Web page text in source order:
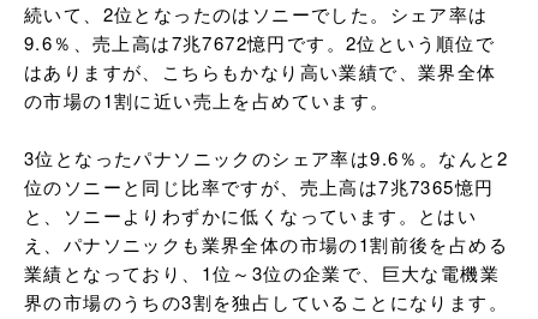
続いて、2位となったのはソニーでした。シェア率は
9.6％、売上高は7兆7672憶円です。2位という順位で
はありますが、こちらもかなり高い業績で、業界全体
の市場の1割に近い売上を占めています。
3位となったパナソニックのシェア率は9.6％。なんと2
位のソニーと同じ比率ですが、売上高は7兆7365憶円
と、ソニーよりわずかに低くなっています。とはい
え、パナソニックも業界全体の市場の1割前後を占める
業績となっており、1位～3位の企業で、巨大な電機業
界の市場のうちの3割を独占していることになります。